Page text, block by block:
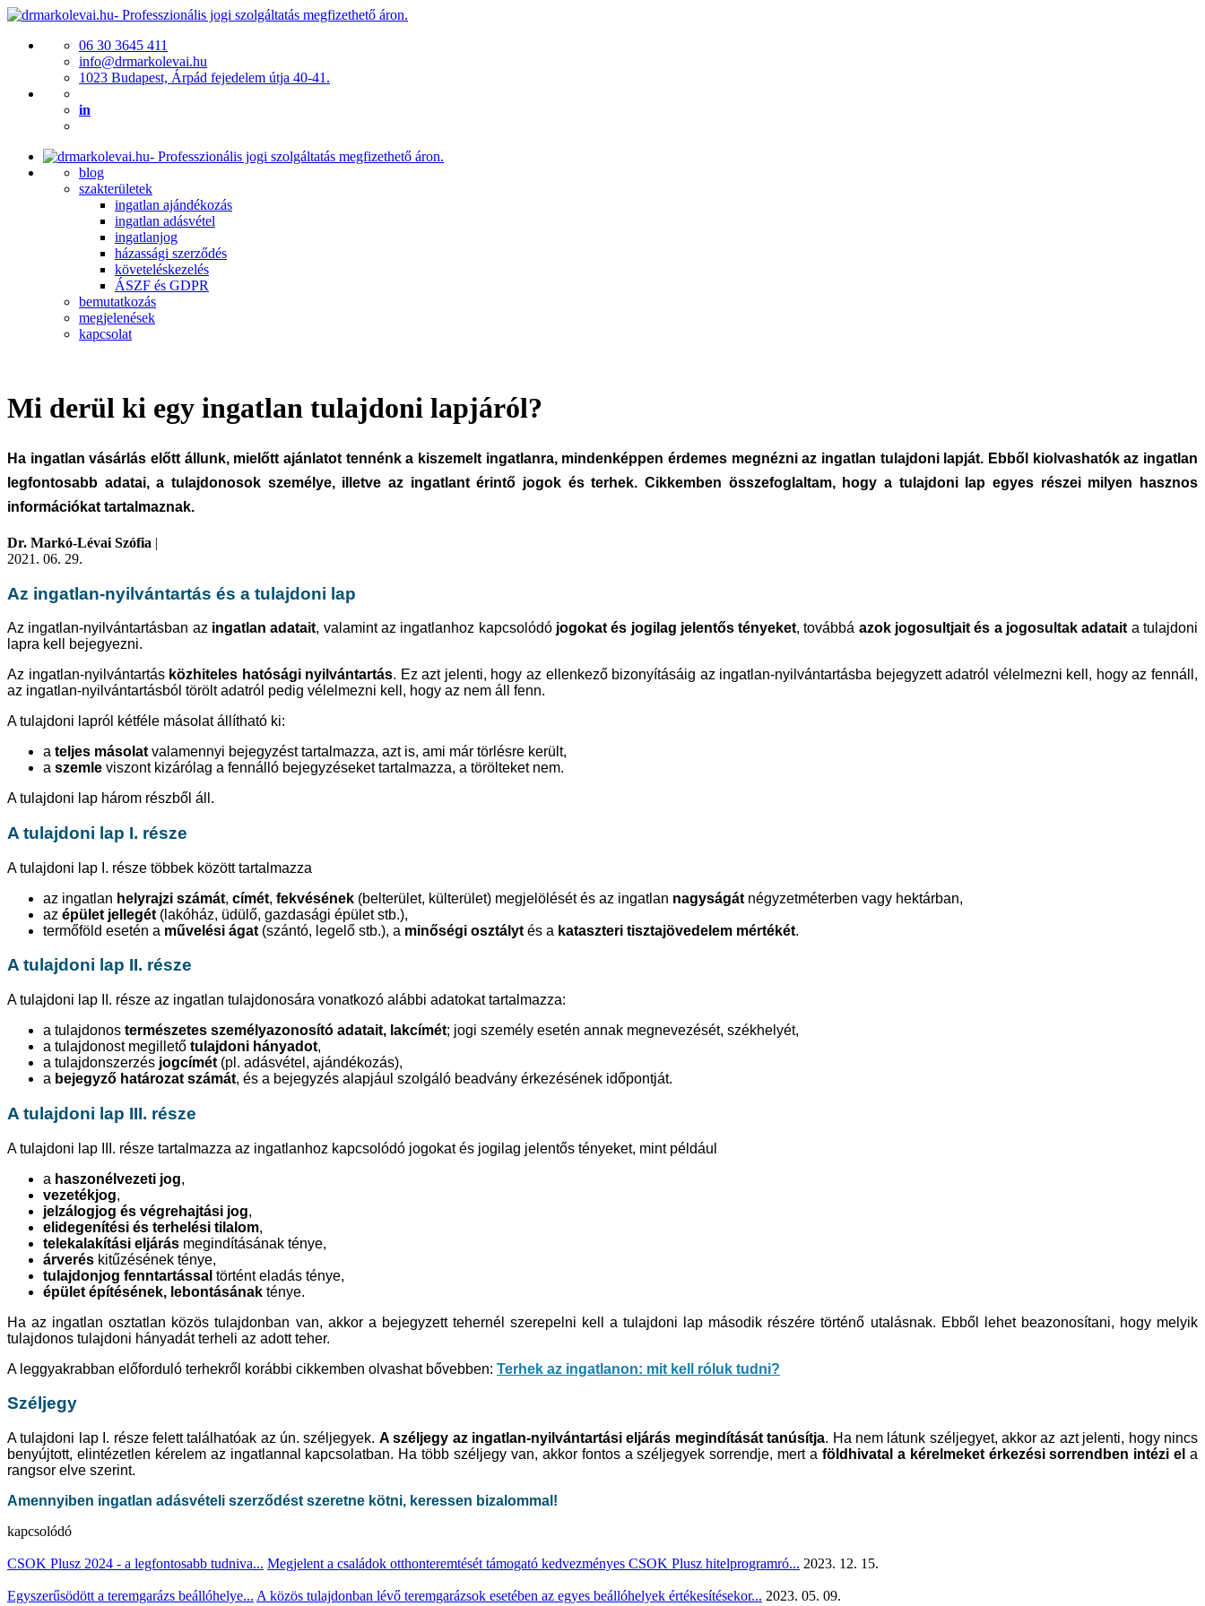
06 30 3645 411
info@drmarkolevai.hu
1023 Budapest, Árpád fejedelem útja 40-41.
in
blog
szakterületek
ingatlan ajándékozás
ingatlan adásvétel
ingatlanjog
házassági szerződés
követeléskezelés
ÁSZF és GDPR
bemutatkozás
megjelenések
kapcsolat
Mi derül ki egy ingatlan tulajdoni lapjáról?
Ha ingatlan vásárlás előtt állunk, mielőtt ajánlatot tennénk a kiszemelt ingatlanra, mindenképpen érdemes megnézni az ingatlan tulajdoni lapját. Ebből kiolvashatók az ingatlan
legfontosabb adatai, a tulajdonosok személye, illetve az ingatlant érintő jogok és terhek. Cikkemben összefoglaltam, hogy a tulajdoni lap egyes részei milyen hasznos
információkat tartalmaznak.
Dr. Markó-Lévai Szófia |
2021. 06. 29.
Az ingatlan-nyilvántartás és a tulajdoni lap
Az ingatlan-nyilvántartásban az ingatlan adatait, valamint az ingatlanhoz kapcsolódó jogokat és jogilag jelentős tényeket, továbbá azok jogosultjait és a jogosultak adatait a tulajdoni
lapra kell bejegyezni.
Az ingatlan-nyilvántartás közhiteles hatósági nyilvántartás. Ez azt jelenti, hogy az ellenkező bizonyításáig az ingatlan-nyilvántartásba bejegyzett adatról vélelmezni kell, hogy az fennáll,
az ingatlan-nyilvántartásból törölt adatról pedig vélelmezni kell, hogy az nem áll fenn.
A tulajdoni lapról kétféle másolat állítható ki:
a teljes másolat valamennyi bejegyzést tartalmazza, azt is, ami már törlésre került,
a szemle viszont kizárólag a fennálló bejegyzéseket tartalmazza, a törölteket nem.
A tulajdoni lap három részből áll.
A tulajdoni lap I. része
A tulajdoni lap I. része többek között tartalmazza
az ingatlan helyrajzi számát, címét, fekvésének (belterület, külterület) megjelölését és az ingatlan nagyságát négyzetméterben vagy hektárban,
az épület jellegét (lakóház, üdülő, gazdasági épület stb.),
termőföld esetén a művelési ágat (szántó, legelő stb.), a minőségi osztályt és a kataszteri tisztajövedelem mértékét.
A tulajdoni lap II. része
A tulajdoni lap II. része az ingatlan tulajdonosára vonatkozó alábbi adatokat tartalmazza:
a tulajdonos természetes személyazonosító adatait, lakcímét; jogi személy esetén annak megnevezését, székhelyét,
a tulajdonost megillető tulajdoni hányadot,
a tulajdonszerzés jogcímét (pl. adásvétel, ajándékozás),
a bejegyző határozat számát, és a bejegyzés alapjául szolgáló beadvány érkezésének időpontját.
A tulajdoni lap III. része
A tulajdoni lap III. része tartalmazza az ingatlanhoz kapcsolódó jogokat és jogilag jelentős tényeket, mint például
a haszonélvezeti jog,
vezetékjog,
jelzálogjog és végrehajtási jog,
elidegenítési és terhelési tilalom,
telekalakítási eljárás megindításának ténye,
árverés kitűzésének ténye,
tulajdonjog fenntartással történt eladás ténye,
épület építésének, lebontásának ténye.
Ha az ingatlan osztatlan közös tulajdonban van, akkor a bejegyzett tehernél szerepelni kell a tulajdoni lap második részére történő utalásnak. Ebből lehet beazonosítani, hogy melyik
tulajdonos tulajdoni hányadát terheli az adott teher.
A leggyakrabban előforduló terhekről korábbi cikkemben olvashat bővebben: Terhek az ingatlanon: mit kell róluk tudni?
Széljegy
A tulajdoni lap I. része felett találhatóak az ún. széljegyek. A széljegy az ingatlan-nyilvántartási eljárás megindítását tanúsítja. Ha nem látunk széljegyet, akkor az azt jelenti, hogy nincs
benyújtott, elintézetlen kérelem az ingatlannal kapcsolatban. Ha több széljegy van, akkor fontos a széljegyek sorrendje, mert a földhivatal a kérelmeket érkezési sorrendben intézi el a
rangsor elve szerint.
Amennyiben ingatlan adásvételi szerződést szeretne kötni, keressen bizalommal!
kapcsolódó
CSOK Plusz 2024 - a legfontosabb tudniva... Megjelent a családok otthonteremtését támogató kedvezményes CSOK Plusz hitelprogramró... 2023. 12. 15.
Egyszerűsödött a teremgarázs beállóhelye... A közös tulajdonban lévő teremgarázsok esetében az egyes beállóhelyek értékesítésekor... 2023. 05. 09.